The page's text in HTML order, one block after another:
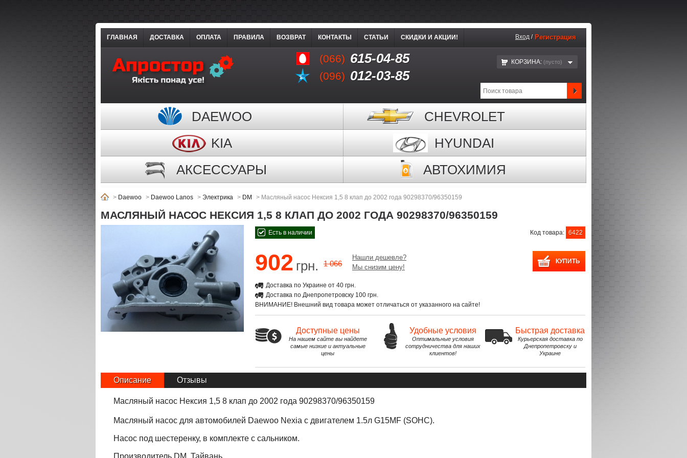
(066) 615-04-85
(096) 012-03-85
ГЛАВНАЯ ДОСТАВКА ОПЛАТА ПРАВИЛА ВОЗВРАТ КОНТАКТЫ СТАТЬИ СКИДКИ И АКЦИИ! Вход / Регистрация
КОРЗИНА: (пустo)
DAEWOO
CHEVROLET
KIA
HYUNDAI
АКСЕССУАРЫ
АВТОХИМИЯ
> Daewoo > Daewoo Lanos > Электрика > DM > Масляный насос Нексия 1,5 8 клап до 2002 года 90298370/96350159
МАСЛЯНЫЙ НАСОС НЕКСИЯ 1,5 8 КЛАП ДО 2002 ГОДА 90298370/96350159
Есть в наличии Код товара: 6422
902 грн. 1 066
Нашли дешевле?
Мы снизим цену!
Доставка по Украине от 40 грн.
Доставка по Днепропетровску 100 грн.
ВНИМАНИЕ! Внешний вид товара может отличаться от указанного на сайте!
Доступные цены
На нашем сайте вы найдете
самые низкие и актуальные
цены
Удобные условия
Оптимальные условия
сотрудничества для наших
клиентов!
Быстрая доставка
Курьерская доставка по
Днепропетровску и
Украине
Описание Отзывы
Масляный насос Нексия 1,5 8 клап до 2002 года 90298370/96350159
Масляный насос для автомобилей Daewoo Nexia с двигателем 1.5л G15MF (SOHC).
Насос под шестеренку, в комплекте с сальником.
Производитель DM, Тайвань.